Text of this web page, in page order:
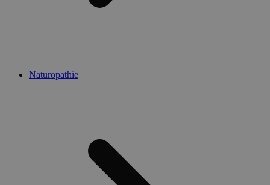
Naturopathie